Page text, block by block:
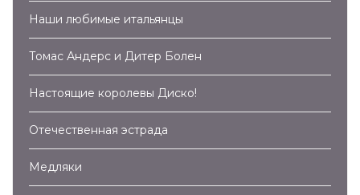
Наши любимые итальянцы
Томас Андерс и Дитер Болен
Настоящие королевы Диско!
Отечественная эстрада
Медляки